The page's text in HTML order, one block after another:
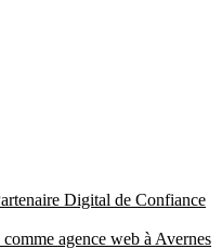
Digital de Confiance
agence web à Avernes